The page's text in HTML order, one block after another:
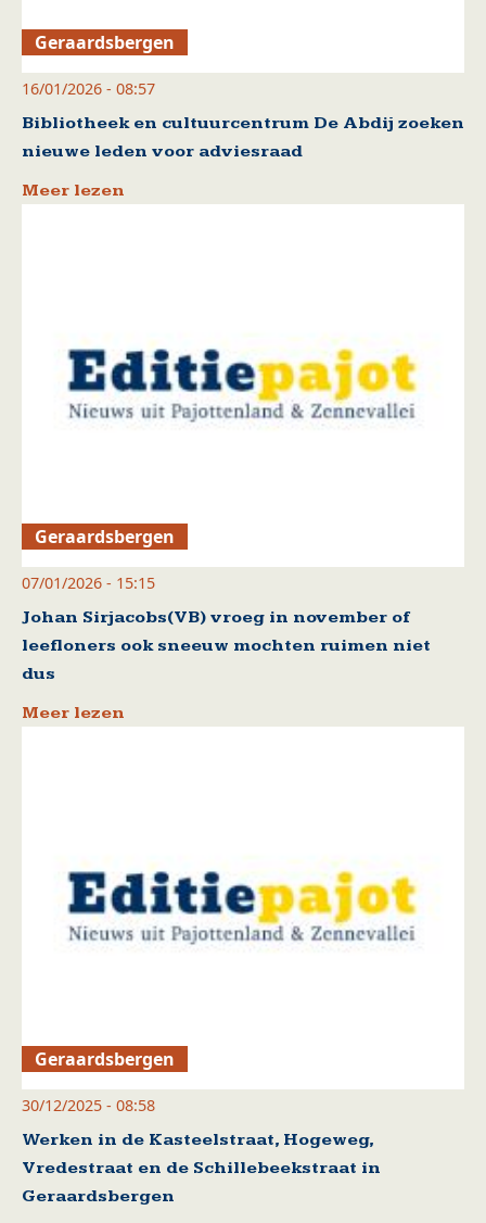
Geraardsbergen
16/01/2026 - 08:57
Bibliotheek en cultuurcentrum De Abdij zoeken
nieuwe leden voor adviesraad
Meer lezen
Geraardsbergen
07/01/2026 - 15:15
Johan Sirjacobs(VB) vroeg in november of
leefloners ook sneeuw mochten ruimen niet
dus
Meer lezen
Geraardsbergen
30/12/2025 - 08:58
Werken in de Kasteelstraat, Hogeweg,
Vredestraat en de Schillebeekstraat in
Geraardsbergen